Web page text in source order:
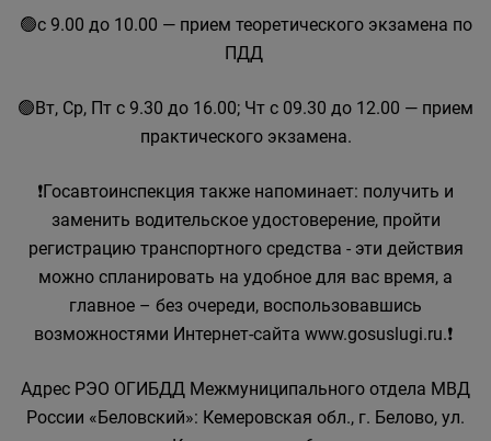
🟢с 9.00 до 10.00 — прием теоретического экзамена по
ПДД
🟢Вт, Ср, Пт с 9.30 до 16.00; Чт с 09.30 до 12.00 — прием
практического экзамена.
❗Госавтоинспекция также напоминает: получить и
заменить водительское удостоверение, пройти
регистрацию транспортного средства - эти действия
можно спланировать на удобное для вас время, а
главное – без очереди, воспользовавшись
возможностями Интернет-сайта www.gosuslugi.ru.❗
Адрес РЭО ОГИБДД Межмуниципального отдела МВД
России «Беловский»: Кемеровская обл., г. Белово, ул.